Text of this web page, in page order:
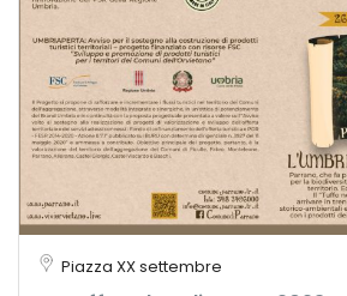
Piazza XX settembre